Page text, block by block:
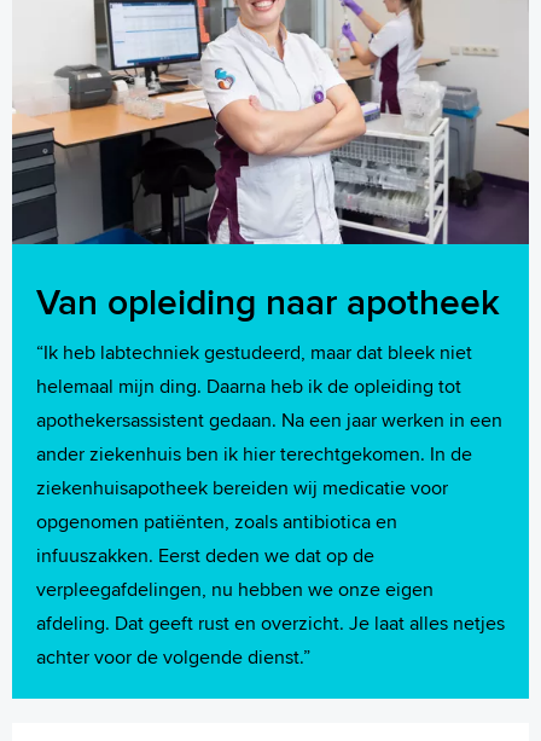
Van opleiding naar apotheek
“Ik heb labtechniek gestudeerd, maar dat bleek niet
helemaal mijn ding. Daarna heb ik de opleiding tot
apothekersassistent gedaan. Na een jaar werken in een
ander ziekenhuis ben ik hier terechtgekomen. In de
ziekenhuisapotheek bereiden wij medicatie voor
opgenomen patiënten, zoals antibiotica en
infuuszakken. Eerst deden we dat op de
verpleegafdelingen, nu hebben we onze eigen
afdeling. Dat geeft rust en overzicht. Je laat alles netjes
achter voor de volgende dienst.”